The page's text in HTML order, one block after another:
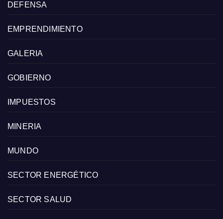
DEFENSA
EMPRENDIMIENTO
GALERIA
GOBIERNO
IMPUESTOS
MINERIA
MUNDO
SECTOR ENERGÉTICO
SECTOR SALUD